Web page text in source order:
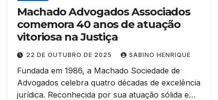
Machado Advogados Associados
comemora 40 anos de atuação
vitoriosa na Justiça
22 DE OUTUBRO DE 2025 SABINO HENRIQUE
Fundada em 1986, a Machado Sociedade de
Advogados celebra quatro décadas de excelência
jurídica. Reconhecida por sua atuação sólida e…